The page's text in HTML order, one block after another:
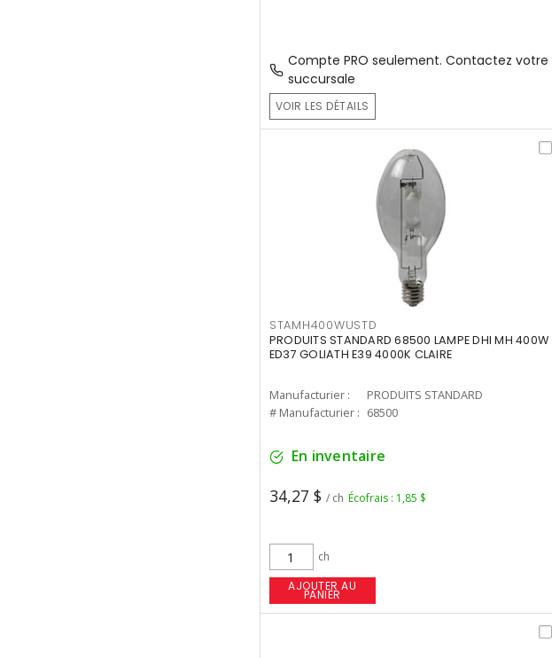
Compte PRO seulement. Contactez votre
succursale
VOIR LES DÉTAILS
STAMH400WUSTD
PRODUITS STANDARD 68500 LAMPE DHI MH 400W
ED37 GOLIATH E39 4000K CLAIRE
Manufacturier :
PRODUITS STANDARD
# Manufacturier : 68500
En inventaire
34,27 $ / ch Écofrais : 1,85 $
ch
AJOUTER AU
PANIER